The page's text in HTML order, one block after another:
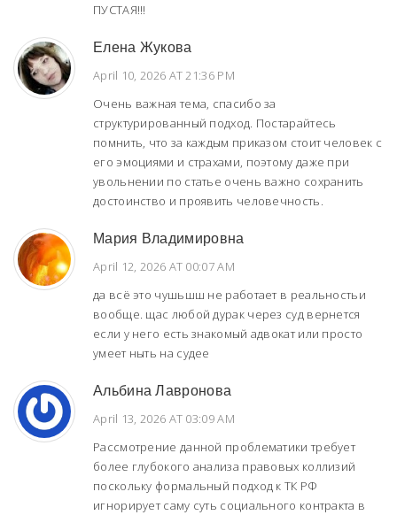
ПУСТАЯ!!!
Елена Жукова
April 10, 2026 AT 21:36 PM
Очень важная тема, спасибо за
структурированный подход. Постарайтесь
помнить, что за каждым приказом стоит человек с
его эмоциями и страхами, поэтому даже при
увольнении по статье очень важно сохранить
достоинство и проявить человечность.
Мария Владимировна
April 12, 2026 AT 00:07 AM
да всё это чушьшш не работает в реальностьи
вообще. щас любой дурак через суд вернется
если у него есть знакомый адвокат или просто
умеет ныть на судее
Альбина Лавронова
April 13, 2026 AT 03:09 AM
Рассмотрение данной проблематики требует
более глубокого анализа правовых коллизий
поскольку формальный подход к ТК РФ
игнорирует саму суть социального контракта в